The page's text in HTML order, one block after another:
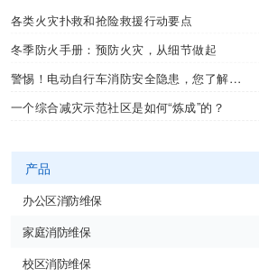
各类火灾扑救和抢险救援行动要点
冬季防火手册：预防火灾，从细节做起
警惕！电动自行车消防安全隐患，您了解多少？
一个综合减灾示范社区是如何“炼成”的？
产品
办公区消防维保
家庭消防维保
校区消防维保